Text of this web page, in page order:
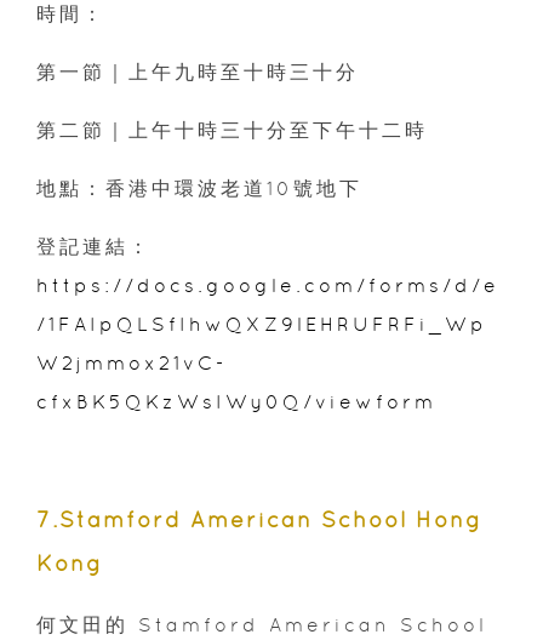
時間：
第一節｜上午九時至十時三十分
第二節｜上午十時三十分至下午十二時
地點：香港中環波老道10號地下
登記連結：
https://docs.google.com/forms/d/e
/1FAIpQLSfIhwQXZ9lEHRUFRFi_Wp
W2jmmox21vC-
cfxBK5QKzWsIWy0Q/viewform
7.Stamford American School Hong
Kong
何文田的 Stamford American School